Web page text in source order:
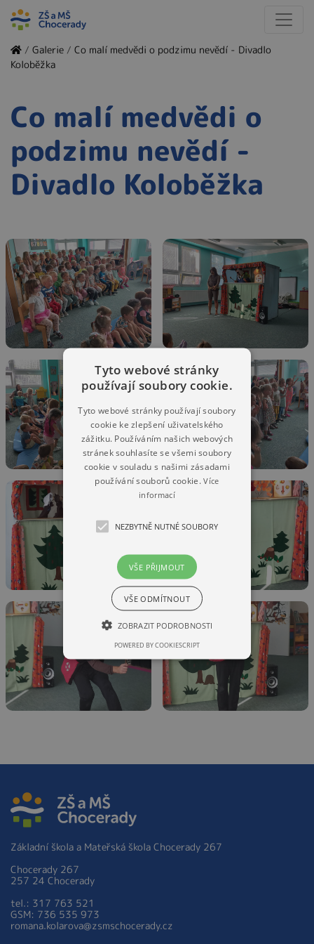
/ Galerie / Co malí medvědi o podzimu nevědí - Divadlo
Koloběžka
Co malí medvědi o
podzimu nevědí -
Divadlo Koloběžka
Základní škola a Mateřská škola Chocerady 267
Chocerady 267
257 24 Chocerady
tel.: 317 763 521
GSM: 736 535 973
romana.kolarova@zsmschocerady.cz
Tyto webové stránky
používají soubory cookie.
Tyto webové stránky používají soubory
cookie ke zlepšení uživatelského
zážitku. Používáním našich webových
stránek souhlasíte se všemi soubory
cookie v souladu s našimi zásadami
používání souborů cookie.Více
informací
NEZBYTNĚ NUTNÉ SOUBORY
VŠE PŘIJMOUT
VŠE ODMÍTNOUT
ZOBRAZIT PODROBNOSTI
POWERED BY COOKIESCRIPT